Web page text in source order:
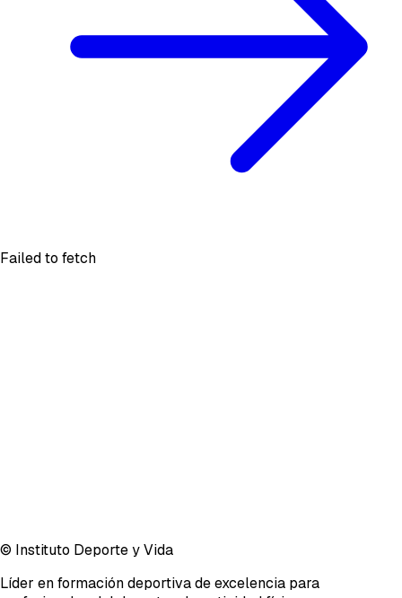
Failed to fetch
© Instituto Deporte y Vida
Líder en formación deportiva de excelencia para